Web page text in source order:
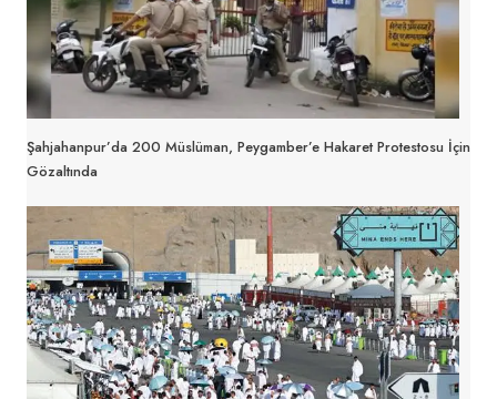
Şahjahanpur’da 200 Müslüman, Peygamber’e Hakaret Protestosu İçin
Gözaltında